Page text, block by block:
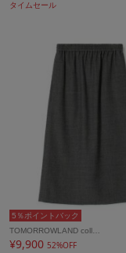
タイムセール
5％ポイントバック
TOMORROWLAND coll…
¥9,900 52%OFF